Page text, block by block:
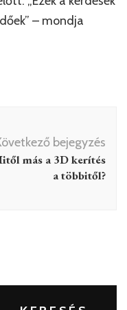
– mondja
bejegyzés
más a 3D kerítés
a többitől?